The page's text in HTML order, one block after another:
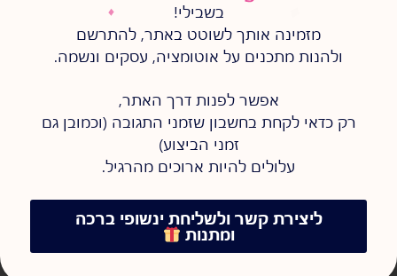
01/01/2026
בשבילי!
מזמינה אותך לשוטט באתר, להתרשם
ולהנות מתכנים על אוטומציה, עסקים ונשמה.
אפשר לפנות דרך האתר,
רק כדאי לקחת בחשבון שזמני התגובה (וכמובן גם
זמני הביצוע)
עלולים להיות ארוכים מהרגיל.
ליצירת קשר ולשליחת ינשופי ברכה
ומתנות